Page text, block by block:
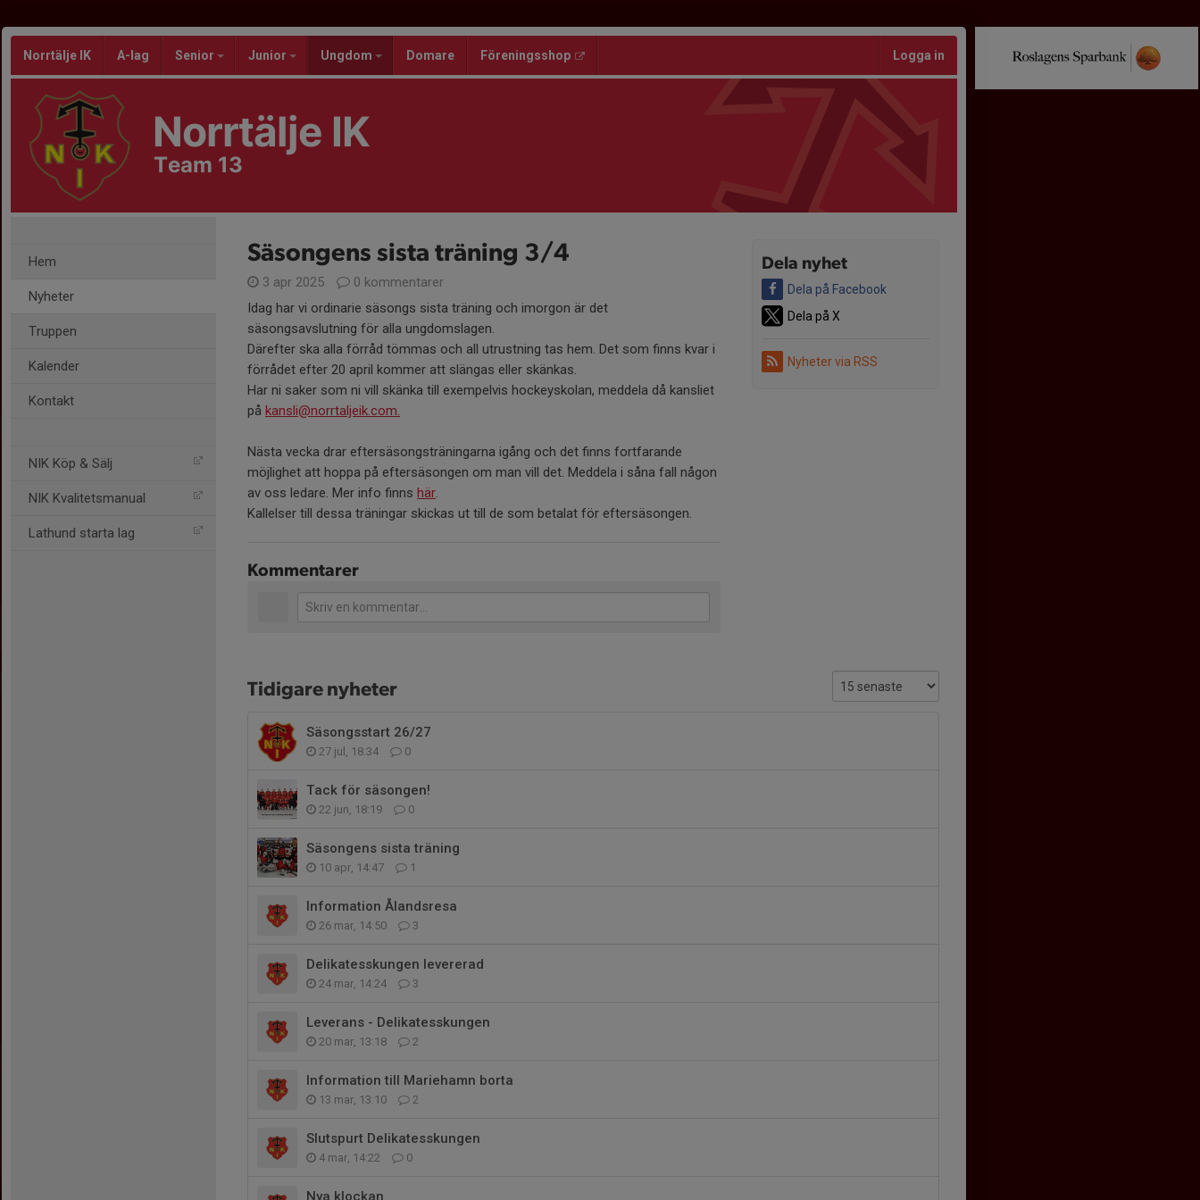
Norrtälje IK A-lag Senior Junior Ungdom Domare Föreningsshop Logga in
Norrtälje IK
Team 13
Hem
Nyheter
Truppen
Kalender
Kontakt
NIK Köp & Sälj
NIK Kvalitetsmanual
Lathund starta lag
Dela nyhet
Dela på Facebook
Dela på X
Nyheter via RSS
Säsongens sista träning 3/4
3 apr 2025
0 kommentarer
Idag har vi ordinarie säsongs sista träning och imorgon är det
säsongsavslutning för alla ungdomslagen.
Därefter ska alla förråd tömmas och all utrustning tas hem. Det som finns kvar i
förrådet efter 20 april kommer att slängas eller skänkas.
Har ni saker som ni vill skänka till exempelvis hockeyskolan, meddela då kansliet
på kansli@norrtaljeik.com.
Nästa vecka drar eftersäsongsträningarna igång och det finns fortfarande
möjlighet att hoppa på eftersäsongen om man vill det. Meddela i såna fall någon
av oss ledare. Mer info finns här.
Kallelser till dessa träningar skickas ut till de som betalat för eftersäsongen.
Kommentarer
Tidigare nyheter
Säsongsstart 26/27
27 jul, 18:34 0
Tack för säsongen!
22 jun, 18:19 0
Säsongens sista träning
10 apr, 14:47 1
Information Ålandsresa
26 mar, 14:50 3
Delikatesskungen levererad
24 mar, 14:24 3
Leverans - Delikatesskungen
20 mar, 13:18 2
Information till Mariehamn borta
13 mar, 13:10 2
Slutspurt Delikatesskungen
4 mar, 14:22 0
Nya klockan